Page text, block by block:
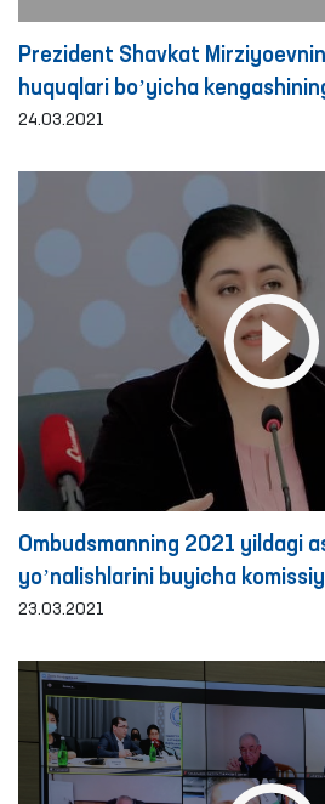
Prezident Shavkat
huquqlari boʼyicha
nutqiga Oliy Majlisning Inson
24.03.2021
Ombudsmanning 2021 yildagi
yoʼnalishlarini buyicha
oʼtdi
23.03.2021